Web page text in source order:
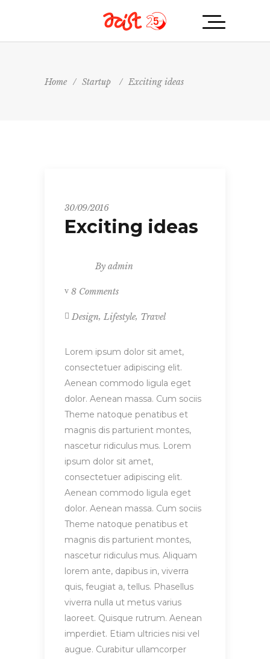
Home / Startup / Exciting ideas
30/09/2016
Exciting ideas
By admin
8 Comments
Design, Lifestyle, Travel
Lorem ipsum dolor sit amet,
consectetuer adipiscing elit.
Aenean commodo ligula eget
dolor. Aenean massa. Cum sociis
Theme natoque penatibus et
magnis dis parturient montes,
nascetur ridiculus mus. Lorem
ipsum dolor sit amet,
consectetuer adipiscing elit.
Aenean commodo ligula eget
dolor. Aenean massa. Cum sociis
Theme natoque penatibus et
magnis dis parturient montes,
nascetur ridiculus mus. Aliquam
lorem ante, dapibus in, viverra
quis, feugiat a, tellus. Phasellus
viverra nulla ut metus varius
laoreet. Quisque rutrum. Aenean
imperdiet. Etiam ultricies nisi vel
augue. Curabitur ullamcorper